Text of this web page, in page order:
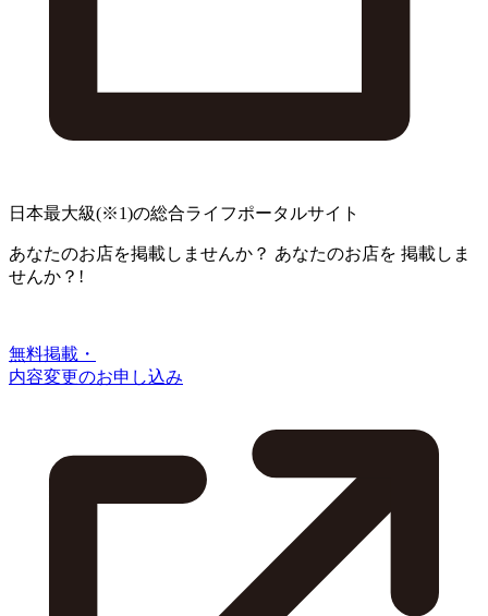
日本最大級(※1)の総合ライフポータルサイト
あなたのお店を掲載しませんか？ あなたのお店を 掲載しま
せんか？!
無料掲載・
内容変更のお申し込み